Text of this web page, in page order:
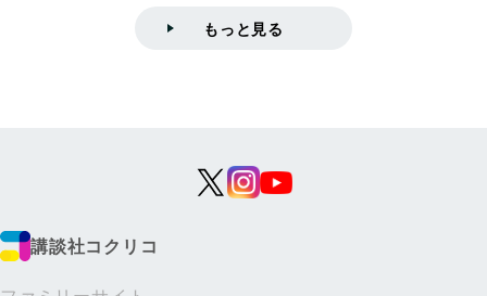
もっと見る
講談社コクリコ